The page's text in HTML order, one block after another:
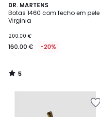
DR. MARTENS
Botas 1460 com fecho em pele
Virginia
200.00 €
160.00 € -20%
5
/
5
5
/